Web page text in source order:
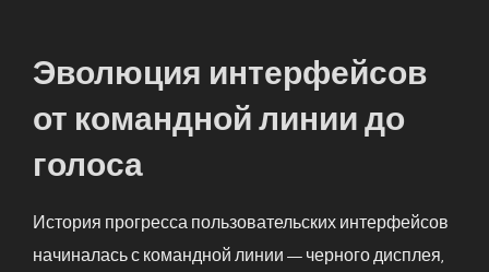
Эволюция интерфейсов
от командной линии до
голоса
История прогресса пользовательских интерфейсов
начиналась с командной линии — черного дисплея,